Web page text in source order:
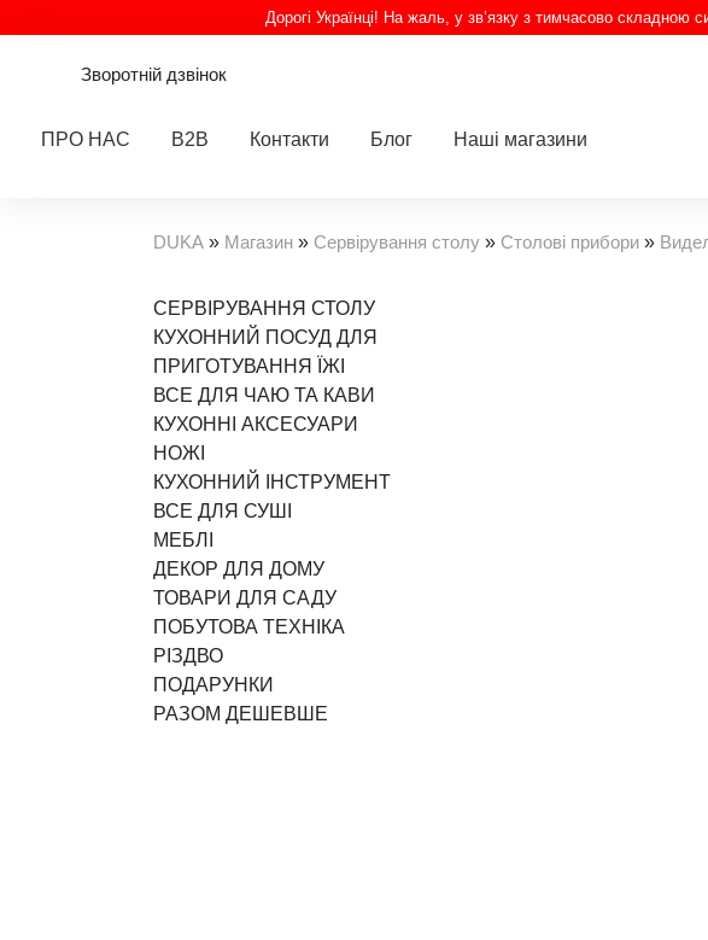
Дорогі Українці! На жаль, у зв’язку з тимчасово складною
Зворотній дзвінок
ПРО НАС B2B Контакти Блог Наші магазини
DUKA » Магазин » Сервірування столу » Столові прибори »
СЕРВІРУВАННЯ СТОЛУ
КУХОННИЙ ПОСУД ДЛЯ
ПРИГОТУВАННЯ ЇЖІ
ВСЕ ДЛЯ ЧАЮ ТА КАВИ
КУХОННІ АКСЕСУАРИ
НОЖІ
КУХОННИЙ ІНСТРУМЕНТ
ВСЕ ДЛЯ СУШІ
МЕБЛІ
ДЕКОР ДЛЯ ДОМУ
ТОВАРИ ДЛЯ САДУ
ПОБУТОВА ТЕХНІКА
РІЗДВО
ПОДАРУНКИ
РАЗОМ ДЕШЕВШЕ